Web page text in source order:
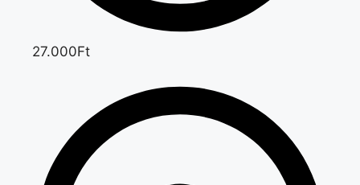
27.000Ft